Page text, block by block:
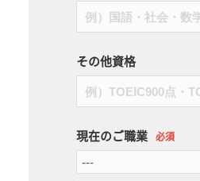
その他資格
現在のご職業 必須